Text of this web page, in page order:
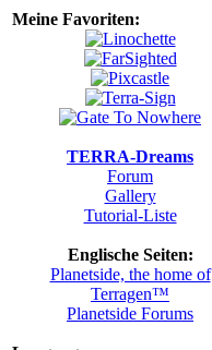
Meine Favoriten:
TERRA-Dreams
Forum
Gallery
Tutorial-Liste
Englische Seiten:
Planetside, the home of
Terragen™
Planetside Forums